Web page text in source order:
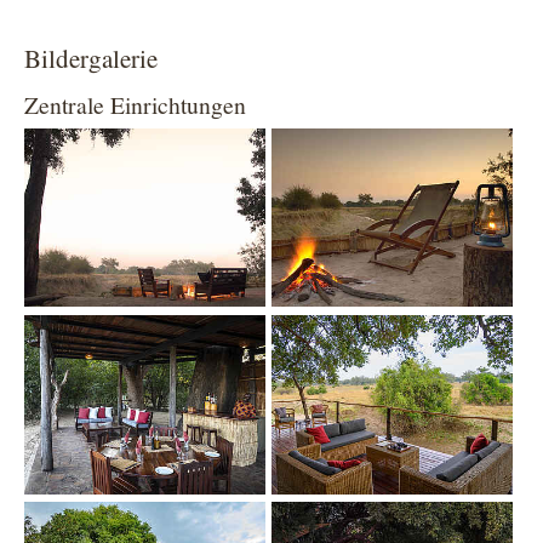
Bildergalerie
Zentrale Einrichtungen
Show larger version Show larger version
Show larger version Show larger version
Show larger version Show larger version